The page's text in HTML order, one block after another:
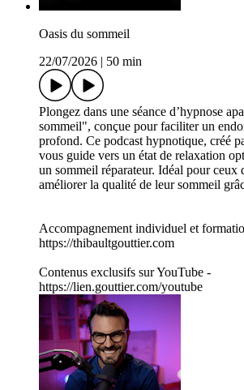
Oasis du sommeil
22/07/2026
50 min
Plongez dans une séance d’hypnose
sommeil", conçue pour faciliter un
profond. Ce podcast hypnotique, créé
vous guide vers un état de relaxation
un sommeil réparateur. Idéal pour ceux
améliorer la qualité de leur sommeil
Accompagnement individuel et
https://thibaultgouttier.com
Contenus exclusifs sur YouTube -
https://lien.gouttier.com/youtube